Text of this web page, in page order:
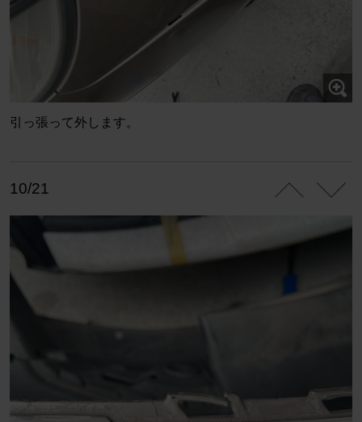
引っ張って外します。
10/21